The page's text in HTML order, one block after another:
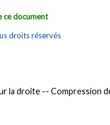
ce document
droits réservés
la droite -- Compression